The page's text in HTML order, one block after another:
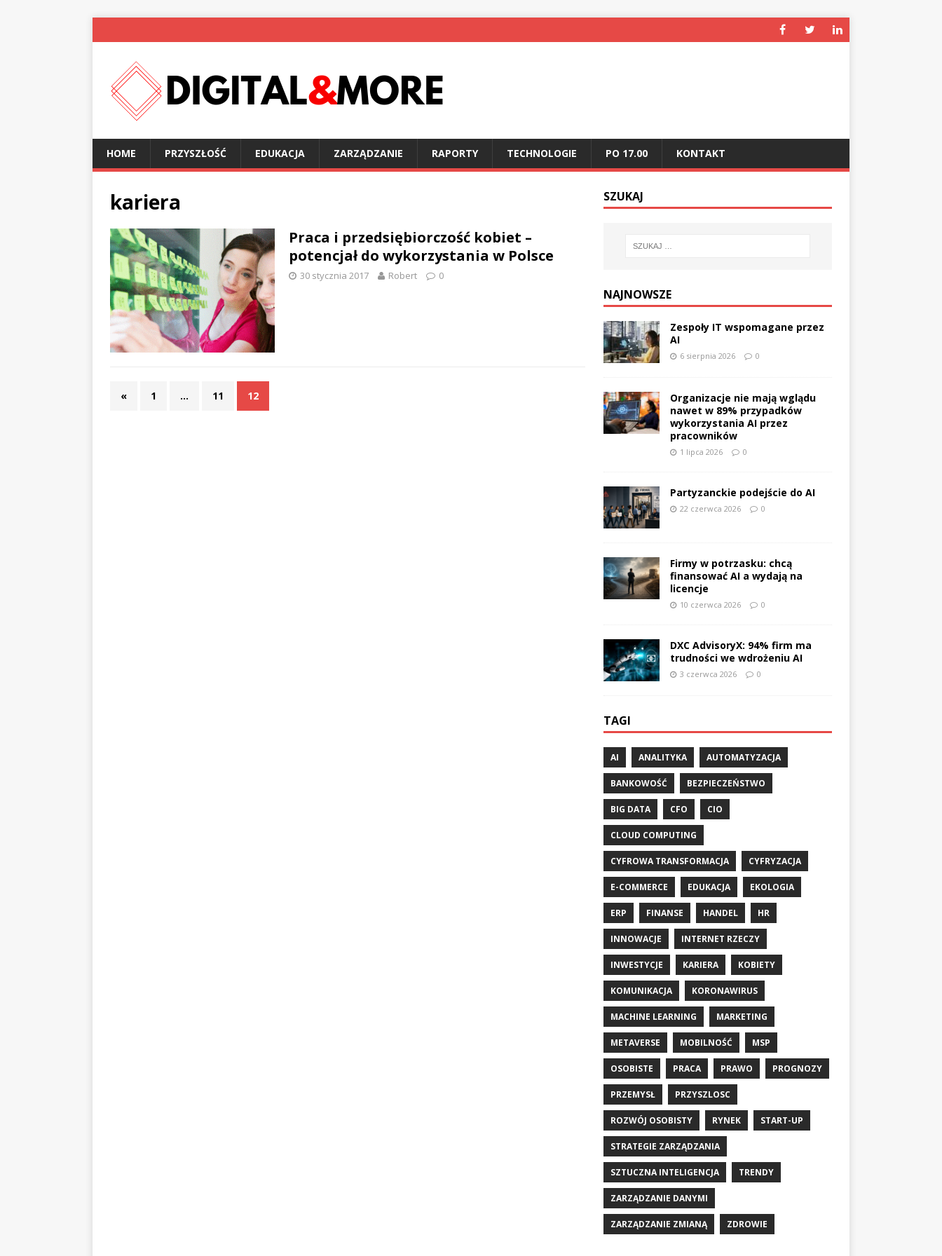
HOME PRZYSZŁOŚĆ EDUKACJA ZARZĄDZANIE RAPORTY TECHNOLOGIE PO 17.00 KONTAKT
kariera
Praca i przedsiębiorczość kobiet –
potencjał do wykorzystania w Polsce
30 stycznia 2017 Robert 0
« 1 … 11 12
SZUKAJ
NAJNOWSZE
Zespoły IT wspomagane przez
AI
6 sierpnia 2026 0
Organizacje nie mają wglądu
nawet w 89% przypadków
wykorzystania AI przez
pracowników
1 lipca 2026 0
Partyzanckie podejście do AI
22 czerwca 2026 0
Firmy w potrzasku: chcą
finansować AI a wydają na
licencje
10 czerwca 2026 0
DXC AdvisoryX: 94% firm ma
trudności we wdrożeniu AI
3 czerwca 2026 0
TAGI
AI ANALITYKA AUTOMATYZACJA
BANKOWOŚĆ BEZPIECZEŃSTWO
BIG DATA CFO CIO
CLOUD COMPUTING
CYFROWA TRANSFORMACJA CYFRYZACJA
E-COMMERCE EDUKACJA EKOLOGIA
ERP FINANSE HANDEL HR
INNOWACJE INTERNET RZECZY
INWESTYCJE KARIERA KOBIETY
KOMUNIKACJA KORONAWIRUS
MACHINE LEARNING MARKETING
METAVERSE MOBILNOŚĆ MSP
OSOBISTE PRACA PRAWO PROGNOZY
PRZEMYSŁ PRZYSZLOSC
ROZWÓJ OSOBISTY RYNEK START-UP
STRATEGIE ZARZĄDZANIA
SZTUCZNA INTELIGENCJA TRENDY
ZARZĄDZANIE DANYMI
ZARZĄDZANIE ZMIANĄ ZDROWIE